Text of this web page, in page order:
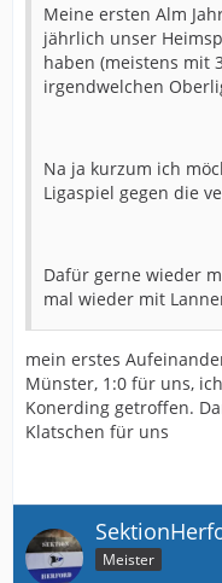
Meine ersten Alm
jährlich unser
haben (meistens mit
irgendwelchen
Na ja kurzum ich
Ligaspiel gegen die
Dafür gerne wieder
mal wieder mit
mein erstes
Münster, 1:0 für uns,
Konerding getroffen.
Klatschen für uns
Meister